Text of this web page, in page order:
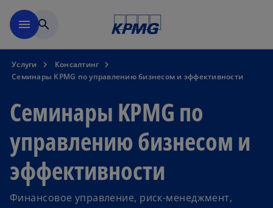
menu search
Услуги
Консалтинг
Семинары KPMG по управлению бизнесом и эффективности
Семинары KPMG по
управлению бизнесом и
эффективности
Финансовое управление, риск-менеджмент,
o